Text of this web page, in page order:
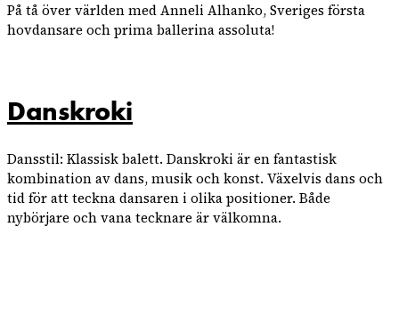
På tå över världen med Anneli Alhanko, Sveriges första
hovdansare och prima ballerina assoluta!
Danskroki
Dansstil: Klassisk balett. Danskroki är en fantastisk
kombination av dans, musik och konst. Växelvis dans och
tid för att teckna dansaren i olika positioner. Både
nybörjare och vana tecknare är välkomna.